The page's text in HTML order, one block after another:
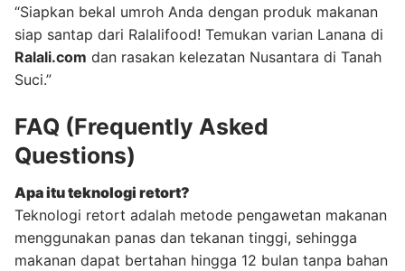
“Siapkan bekal umroh Anda dengan produk makanan
siap santap dari Ralalifood! Temukan varian Lanana di
Ralali.com dan rasakan kelezatan Nusantara di Tanah
Suci.”
FAQ (Frequently Asked
Questions)
Apa itu teknologi retort?
Teknologi retort adalah metode pengawetan makanan
menggunakan panas dan tekanan tinggi, sehingga
makanan dapat bertahan hingga 12 bulan tanpa bahan